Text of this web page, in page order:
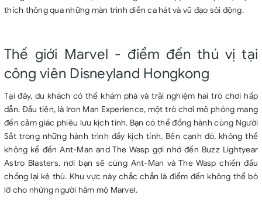
thích thông qua những màn trình diễn ca hát và vũ đạo sôi động.
Thế giới Marvel - điểm đến thú vị tại
công viên Disneyland Hongkong
Tại đây, du khách có thể khám phá và trải nghiệm hai trò chơi hấp
dẫn. Đầu tiên, là Iron Man Experience, một trò chơi mô phỏng mang
đến cảm giác phiêu lưu kịch tính. Bạn có thể đồng hành cùng Người
Sắt trong những hành trình đầy kịch tính. Bên cạnh đó, không thể
không kể đến Ant-Man and The Wasp gợi nhớ đến Buzz Lightyear
Astro Blasters, nơi bạn sẽ cùng Ant-Man và The Wasp chiến đấu
chống lại kẻ thù. Khu vực này chắc chắn là điểm đến không thể bỏ
lỡ cho những người hâm mộ Marvel.